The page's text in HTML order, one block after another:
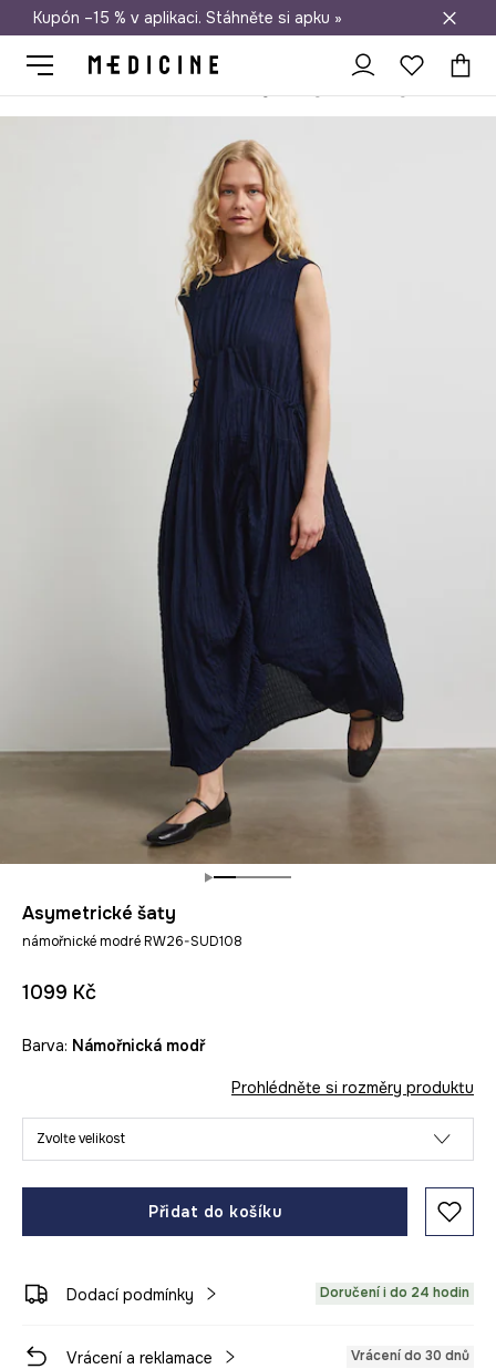
Doprava zdarma při nákupu nad 1 200 Kč
Kupón –15 % v aplikaci. Stáhněte si apku »
Asymetrické šaty
námořnické modré RW26-SUD108
1099 Kč
Barva: námořnická modř
Prohlédněte si rozměry produktu
Zvolte velikost
Přidat do košíku
Dodací podmínky Doručení i do 24 hodin
Vrácení a reklamace Vrácení do 30 dnů